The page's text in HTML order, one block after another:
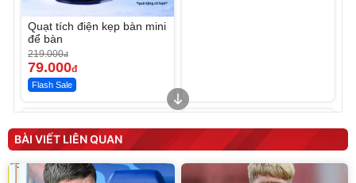
Quạt tích điện kẹp bàn mini
để bàn
219.000đ
79.000đ
Flash Sale
tức thì Vaseline Body
190.000đ
138.330đ
Discount
D2-001 - Thông Minh
3.000.000
2.200.000đ
Flash Sale
BÀI VIẾT LIÊN QUAN